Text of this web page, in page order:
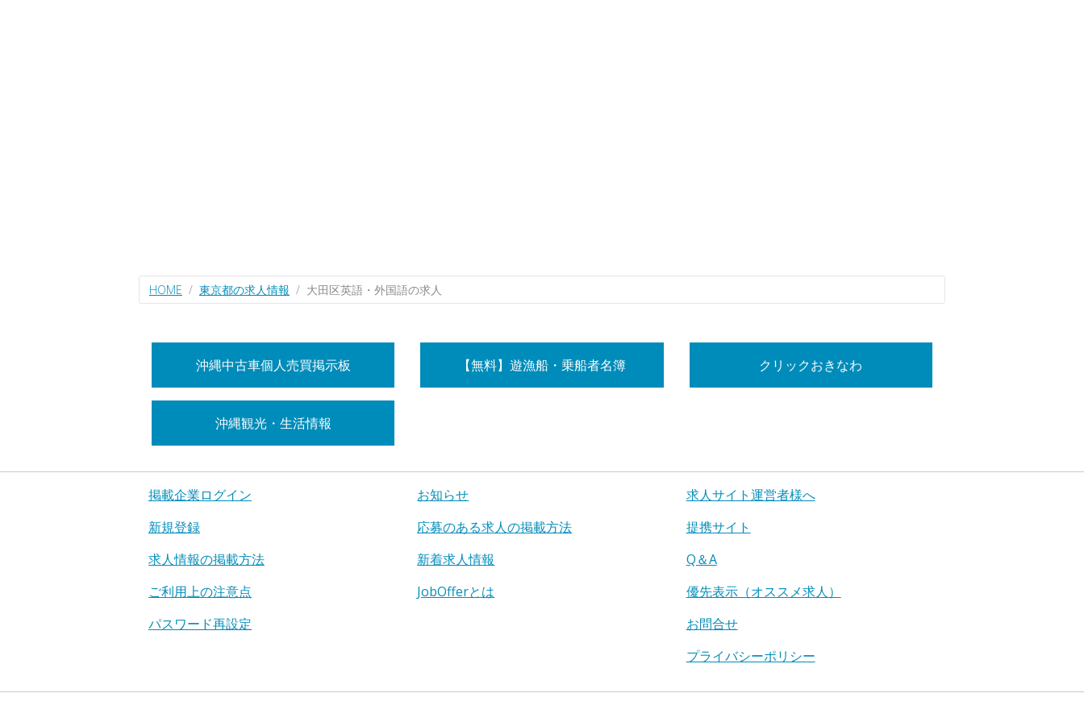
HOME 東京都の求人情報 大田区英語・外国語の求人
沖縄中古車個人売買掲示板 【無料】遊漁船・乗船者名簿 クリックおきなわ
沖縄観光・生活情報
掲載企業ログイン
新規登録
求人情報の掲載方法
ご利用上の注意点
パスワード再設定
お知らせ
応募のある求人の掲載方法
新着求人情報
JobOfferとは
求人サイト運営者様へ
提携サイト
Q＆A
優先表示（オススメ求人）
お問合せ
プライバシーポリシー